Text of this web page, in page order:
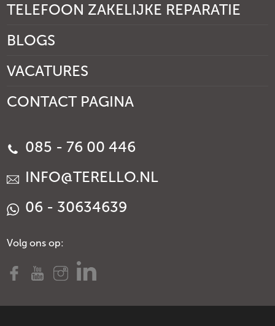
TELEFOON ZAKELIJKE REPARATIE
BLOGS
VACATURES
CONTACT PAGINA
085 - 76 00 446
INFO@TERELLO.NL
06 - 30634639
Volg ons op: